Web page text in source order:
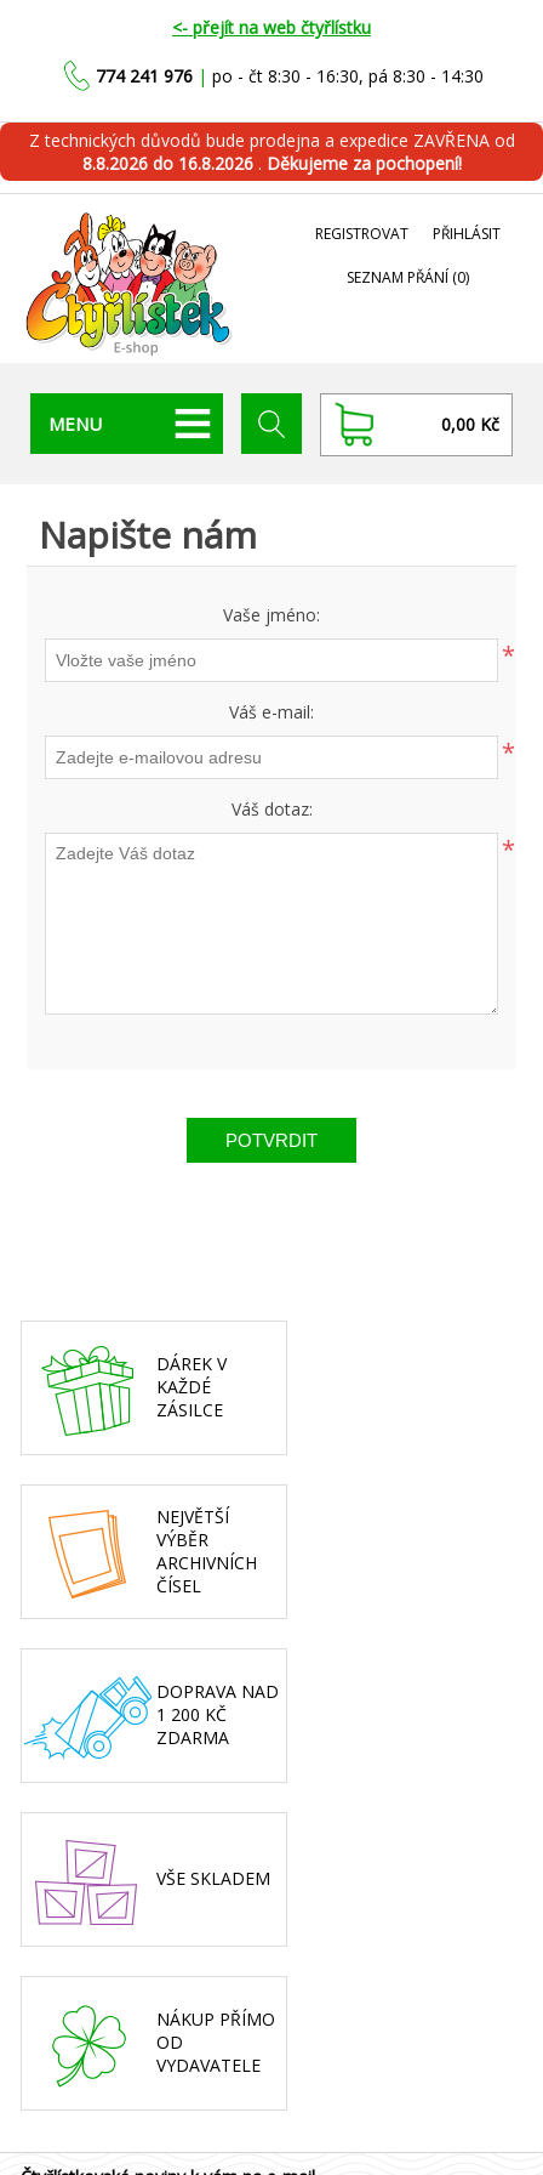
<- přejít na web čtyřlístku
774 241 976 | po - čt 8:30 - 16:30, pá 8:30 - 14:30
Z technických důvodů bude prodejna a expedice ZAVŘENA od
8.8.2026 do 16.8.2026 . Děkujeme za pochopení!
REGISTROVAT PŘIHLÁSIT
SEZNAM PŘÁNÍ (0)
MENU 0,00 Kč
Napište nám
Vaše jméno:
*
Váš e-mail:
*
Váš dotaz:
*
DÁREK V
KAŽDÉ
ZÁSILCE
NEJVĚTŠÍ
VÝBĚR
ARCHIVNÍCH
ČÍSEL
DOPRAVA NAD
1 200 KČ
ZDARMA
VŠE SKLADEM
NÁKUP PŘÍMO
OD
VYDAVATELE